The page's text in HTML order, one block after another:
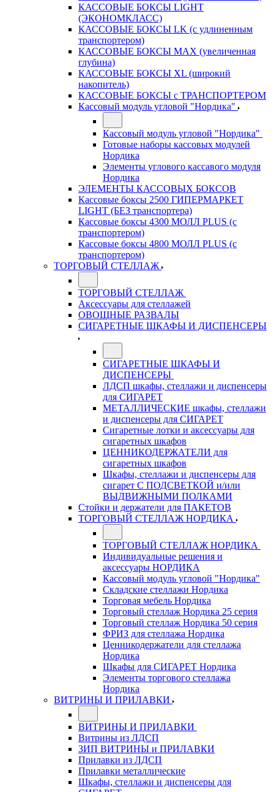
КАССОВЫЕ БОКСЫ LIGHT
(ЭКОНОМКЛАСС)
КАССОВЫЕ БОКСЫ LK (с удлиненным
транспортером)
КАССОВЫЕ БОКСЫ MAX (увеличенная
глубина)
КАССОВЫЕ БОКСЫ XL (широкий
накопитель)
КАССОВЫЕ БОКСЫ с ТРАНСПОРТЕРОМ
Кассовый модуль угловой "Нордика"
Кассовый модуль угловой "Нордика"
Готовые наборы кассовых модулей
Нордика
Элементы углового кассавого модуля
Нордика
ЭЛЕМЕНТЫ КАССОВЫХ БОКСОВ
Кассовые боксы 2500 ГИПЕРМАРКЕТ
LIGHT (БЕЗ транспортера)
Кассовые боксы 4300 МОЛЛ PLUS (с
транспортером)
Кассовые боксы 4800 МОЛЛ PLUS (с
транспортером)
ТОРГОВЫЙ СТЕЛЛАЖ
ТОРГОВЫЙ СТЕЛЛАЖ
Аксессуары для стеллажей
ОВОЩНЫЕ РАЗВАЛЫ
СИГАРЕТНЫЕ ШКАФЫ И ДИСПЕНСЕРЫ
СИГАРЕТНЫЕ ШКАФЫ И
ДИСПЕНСЕРЫ
ЛДСП шкафы, стеллажи и диспенсеры
для СИГАРЕТ
МЕТАЛЛИЧЕСКИЕ шкафы, стеллажи
и диспенсеры для СИГАРЕТ
Сигаретные лотки и аксессуары для
сигаретных шкафов
ЦЕННИКОДЕРЖАТЕЛИ для
сигаретных шкафов
Шкафы, стеллажи и диспенсеры для
сигарет С ПОДСВЕТКОЙ и/или
ВЫДВИЖНЫМИ ПОЛКАМИ
Стойки и держатели для ПАКЕТОВ
ТОРГОВЫЙ СТЕЛЛАЖ НОРДИКА
ТОРГОВЫЙ СТЕЛЛАЖ НОРДИКА
Индивидуальные решения и
аксессуары НОРДИКА
Кассовый модуль угловой "Нордика"
Складские стеллажи Нордика
Торговая мебель Нордика
Торговый стеллаж Нордика 25 серия
Торговый стеллаж Нордика 50 серия
ФРИЗ для стеллажа Нордика
Ценникодержатели для стеллажа
Нордика
Шкафы для СИГАРЕТ Нордика
Элементы торгового стеллажа
Нордика
ВИТРИНЫ И ПРИЛАВКИ
ВИТРИНЫ И ПРИЛАВКИ
Витрины из ЛДСП
ЗИП ВИТРИНЫ и ПРИЛАВКИ
Прилавки из ЛДСП
Прилавки металлические
Шкафы, стеллажи и диспенсеры для